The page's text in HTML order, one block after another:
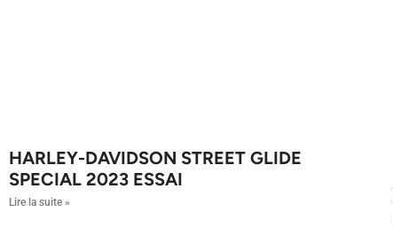
HARLEY-DAVIDSON STREET GLIDE
SPECIAL 2023 ESSAI
Lire la suite »